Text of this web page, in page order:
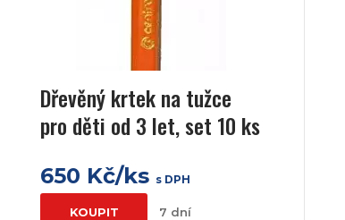
Dřevěný krtek na tužce
pro děti od 3 let, set 10 ks
650 Kč/ks s DPH
KOUPIT 7 dní